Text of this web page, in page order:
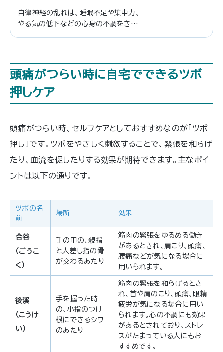
自律神経の乱れは、睡眠不足や集中力、
やる気の低下などの心身の不調をきた
整えることは重要です。 この記事では、
自律神経の主な役割や仕組み、自律神
経を整えるためのポイントなどを解説し
ます。
頭痛がつらい時に自宅でできるツボ
押しケア
頭痛がつらい時、セルフケアとしておすすめなのが「ツボ
押し」です。ツボをやさしく刺激することで、緊張を和らげ
たり、血流を促したりする効果が期待できます。主なポイ
ントは以下の通りです。
ツボの名
前
場所 効果
合谷
（ごうこ
く）
手の甲の、親指
と人差し指の骨
が交わるあたり
筋肉の緊張をゆるめる働き
があるとされ、肩こり、頭痛、
腰痛などが気になる場合に
用いられます。
後渓
（こうけ
い）
手を握った時
の、小指のつけ
根にできるシワ
のあたり
筋肉の緊張を和らげるとさ
れ、首や肩のこり、頭痛、眼精
疲労が気になる場合に用い
られます。心の不調にも効果
があるとされており、ストレ
スがたまっている人にもお
すすめです。